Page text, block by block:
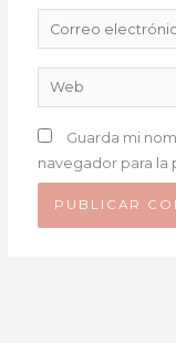
Correo
electrónico*
Web
Guarda mi
navegador para la